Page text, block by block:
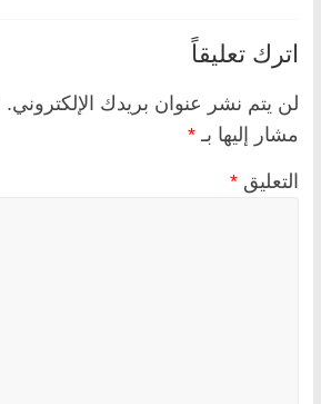
اترك تعليقاً
لن يتم نشر عنوان بريدك الإلكتروني.
مشار إليها بـ *
التعليق *